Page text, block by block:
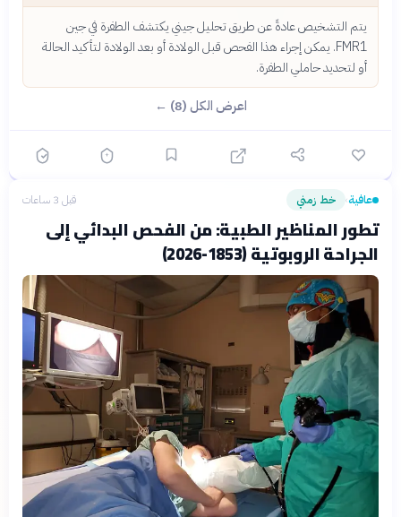
يتم التشخيص عادةً عن طريق تحليل جيني يكتشف الطفرة في جين
FMR1. يمكن إجراء هذا الفحص قبل الولادة أو بعد الولادة لتأكيد الحالة
أو لتحديد حاملي الطفرة.
اعرض الكل (8) ←
عافية› خط زمني قبل 3 ساعات
تطور المناظير الطبية: من الفحص البدائي إلى
الجراحة الروبوتية (1853-2026)